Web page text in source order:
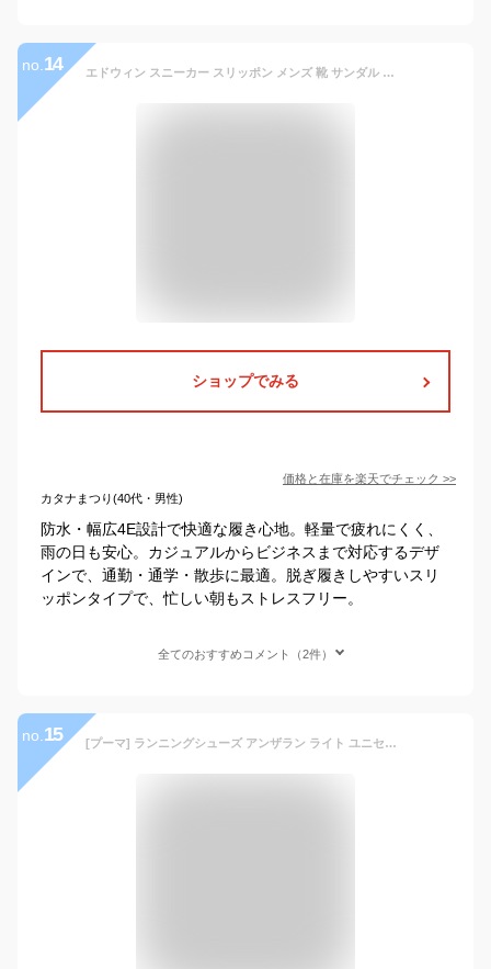
no. 14 エドウィン スニーカー スリッポン メンズ 靴 サンダル 黒 ブラック 茶色 ブラウン 防水 幅広 4E ウォーキング 雨 散歩 軽量 軽い 疲れない カジュアル レザー 大人 おしゃれ 仕事 通勤 通学 疲れない 人気 edwin EDWIN EDM-235W EDM-275
ショップでみる
価格と在庫を楽天でチェック >>
カタナまつり(40代・男性)
防水・幅広4E設計で快適な履き心地。軽量で疲れにくく、
雨の日も安心。カジュアルからビジネスまで対応するデザ
インで、通勤・通学・散歩に最適。脱ぎ履きしやすいスリ
ッポンタイプで、忙しい朝もストレスフリー。
全てのおすすめコメント（2件）
no. 15 [プーマ] ランニングシューズ アンザラン ライト ユニセックス大人 25年春夏カラー プーマブラック/プーマブラック(01) 26.5 cm